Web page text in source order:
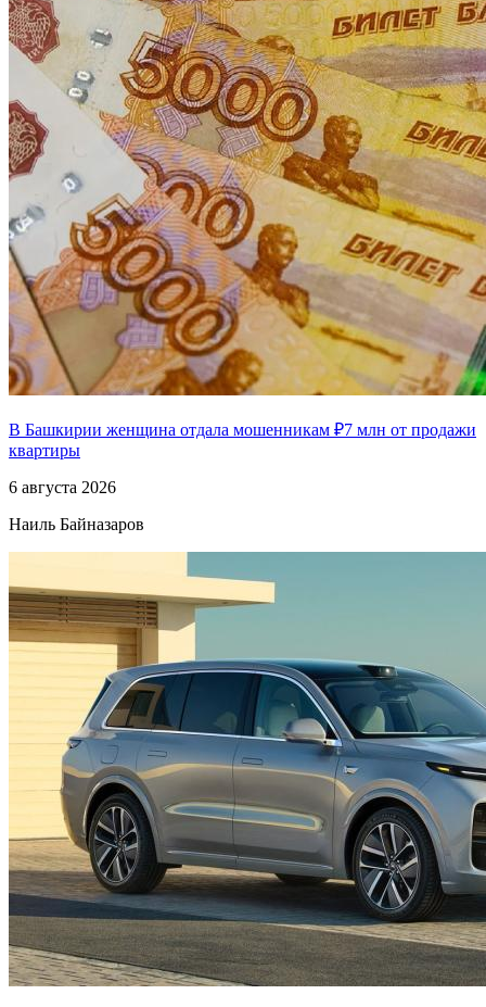
В Башкирии женщина отдала мошенникам ₽7 млн от продажи
квартиры
6 августа 2026
Наиль Байназаров